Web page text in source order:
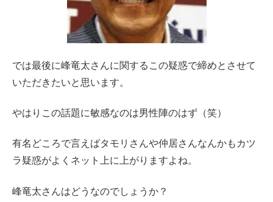
では最後に峰竜太さんに関するこの疑惑で締めとさせて
いただきたいと思います。
やはりこの話題に敏感なのは男性陣のはず（笑）
有名どころで言えばタモリさんや仲居さんなんかもカツ
ラ疑惑がよくネット上に上がりますよね。
峰竜太さんはどうなのでしょうか？